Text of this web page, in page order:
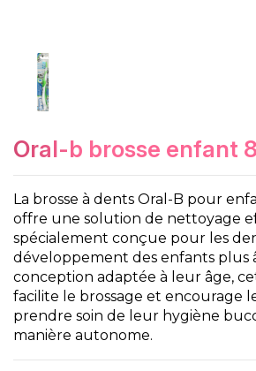
oral-b brosse enfant
La brosse à dents Oral-B pour
offre une solution de nettoyage
spécialement conçue pour les
développement des enfants plus
conception adaptée à leur âge,
facilite le brossage et encourage
prendre soin de leur hygiène
manière autonome.